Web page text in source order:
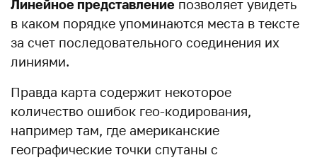
Линейное представление позволяет увидеть
в каком порядке упоминаются места в тексте
за счет последовательного соединения их
линиями.
Правда карта содержит некоторое
количество ошибок гео-кодирования,
например там, где американские
географические точки спутаны с